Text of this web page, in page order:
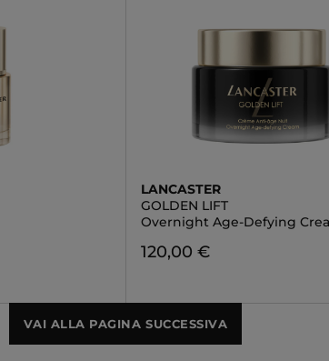
LANCASTER
GOLDEN LIFT
Overnight Age-Defying
120,00 €
VAI ALLA PAGINA SUCCESSIVA